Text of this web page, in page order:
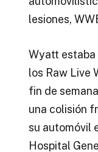
lesiones,
Wyatt estaba
los Raw Live
fin de
una colisión
su automóvil
Hospital